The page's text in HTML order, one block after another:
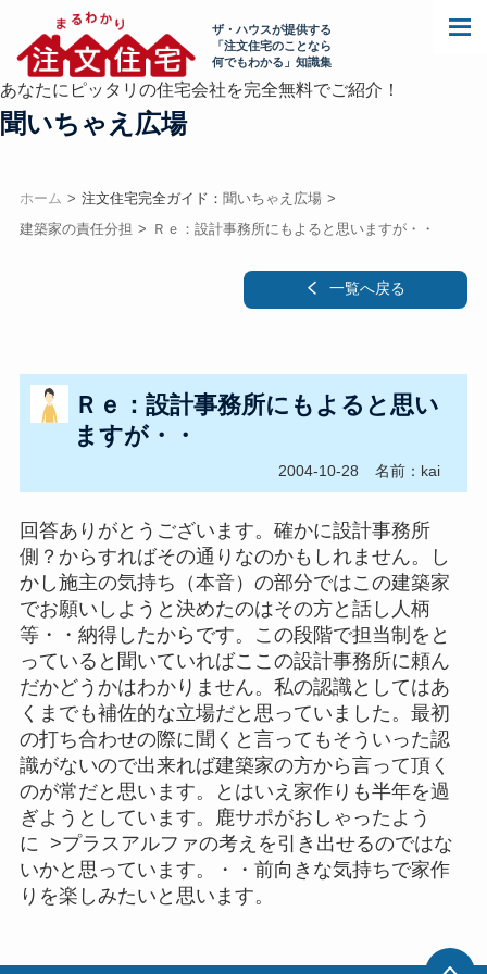
ザ・ハウスが提供する
「注文住宅のことなら
何でもわかる」知識集
あなたにピッタリの住宅会社を完全無料でご紹介！
聞いちゃえ広場
ホーム 注文住宅完全ガイド： 聞いちゃえ広場
建築家の責任分担
Ｒｅ：設計事務所にもよると思いますが・・
一覧へ戻る
Ｒｅ：設計事務所にもよると思い
ますが・・
2004-10-28 名前：kai
回答ありがとうございます。確かに設計事務所
側？からすればその通りなのかもしれません。し
かし施主の気持ち（本音）の部分ではこの建築家
でお願いしようと決めたのはその方と話し人柄
等・・納得したからです。この段階で担当制をと
っていると聞いていればここの設計事務所に頼ん
だかどうかはわかりません。私の認識としてはあ
くまでも補佐的な立場だと思っていました。最初
の打ち合わせの際に聞くと言ってもそういった認
識がないので出来れば建築家の方から言って頂く
のが常だと思います。とはいえ家作りも半年を過
ぎようとしています。鹿サポがおしゃったよう
に >プラスアルファの考えを引き出せるのではな
いかと思っています。・・前向きな気持ちで家作
りを楽しみたいと思います。